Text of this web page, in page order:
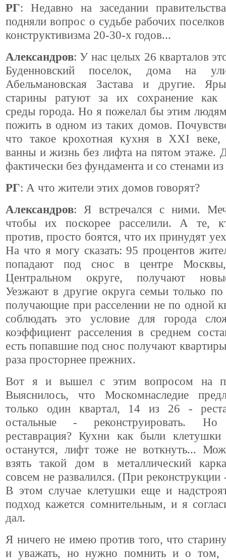
РГ: Недавно на заседании
подняли вопрос о судьбе рабочих
конструктивизма 20-30-х годов...
Александров: У нас целых 26 кварталов
Буденновский поселок, дома на
Абельмановская Застава и другие.
старины ратуют за их сохранение как
среды города. Но я пожелал бы этим
пожить в одном из таких домов.
что такое крохотная кухня в XXI веке,
ванны и жизнь без лифта на пятом этаже.
фактически без фундамента и со стенами
РГ: А что жители этих домов говорят?
Александров: Я встречался с ними.
чтобы их поскорее расселили. А те,
против, просто боятся, что их принудят
На что я могу сказать: 95 процентов
попадают под снос в центре
Центральном округе, получают
Уезжают в другие округа семьи только
получающие при расселении не по одной
соблюдать это условие для города
коэффициент расселения в среднем
есть попавшие под снос получают
раза просторнее прежних.
Вот я и вышел с этим вопросом на
Выяснилось, что Москомнаследие
только один квартал, 14 из 26 -
остальные - реконструировать.
реставрация? Кухни как были
останутся, лифт тоже не воткнуть...
взять такой дом в металлический
совсем не развалился. (При
В этом случае клетушки еще и
подход кажется сомнительным, и я
дал.
Я ничего не имею против того, что
и уважать, но нужно помнить и о том,